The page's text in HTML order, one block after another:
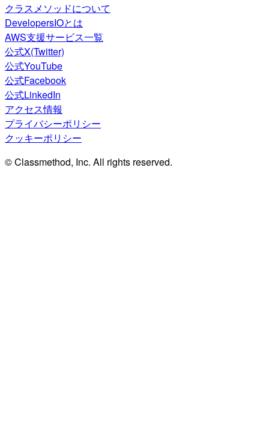
クラスメソッドについて
DevelopersIOとは
AWS支援サービス一覧
公式X(Twitter)
公式YouTube
公式Facebook
公式LinkedIn
アクセス情報
プライバシーポリシー
クッキーポリシー
© Classmethod, Inc. All rights reserved.